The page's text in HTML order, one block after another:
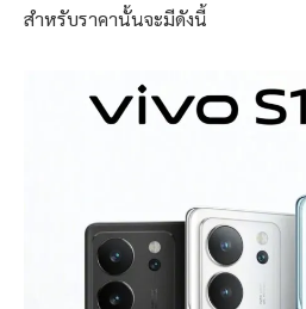
สำหรับราคานั้นจะมีดังนี้